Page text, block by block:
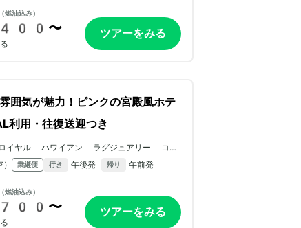
油込み）
〜 ツアーをみる
囲気が魅力！ピンクの宮殿風ホテ
利用・往復送迎つき
ヤル ハワイアン ラグジュアリー コレ
ン リゾート
乗継便 行き 午後発 帰り 午前発
油込み）
〜 ツアーをみる